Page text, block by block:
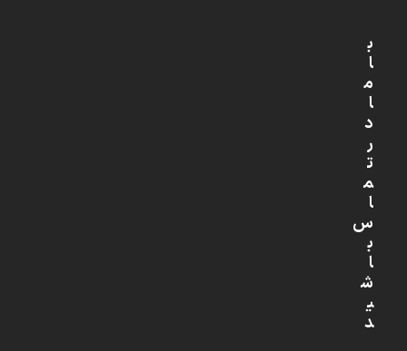
ب
ا
م
ا
د
ر
ت
م
ا
س
ب
ا
ش
ی
د